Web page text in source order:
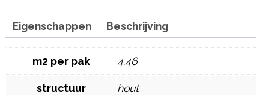
Eigenschappen Beschrijving
m2 per pak 4.46
structuur hout